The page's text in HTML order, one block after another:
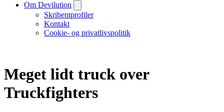
Om Devilution
Skribentprofiler
Kontakt
Cookie- og privatlivspolitik
Meget lidt truck over
Truckfighters